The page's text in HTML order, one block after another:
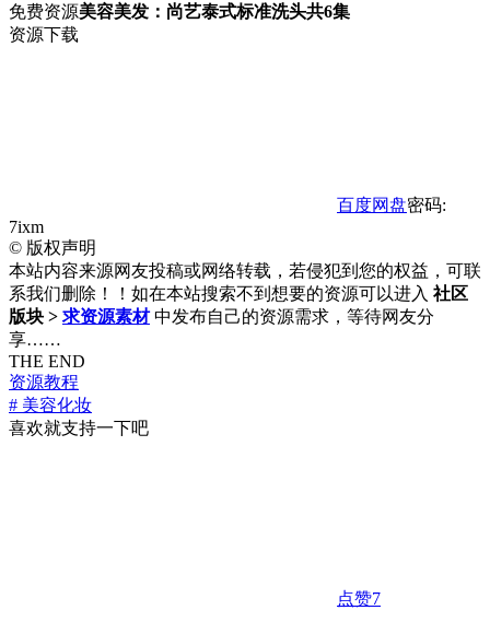
免费资源美容美发：尚艺泰式标准洗头共6集
资源下载
百度网盘密码:
7ixm
© 版权声明
本站内容来源网友投稿或网络转载，若侵犯到您的权益，可联
系我们删除！！如在本站搜索不到想要的资源可以进入 社区
版块 > 求资源素材 中发布自己的资源需求，等待网友分
享……
THE END
资源教程
# 美容化妆
喜欢就支持一下吧
点赞7